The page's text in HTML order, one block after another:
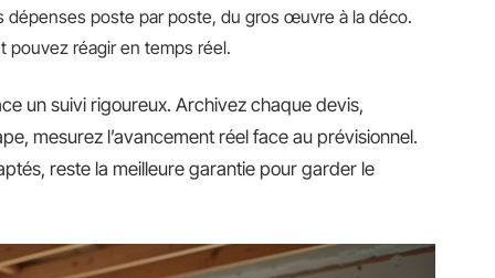
dépenses poste par poste, du gros œuvre à la déco.
pouvez réagir en temps réel.
un suivi rigoureux. Archivez chaque devis,
mesurez l’avancement réel face au prévisionnel.
reste la meilleure garantie pour garder le